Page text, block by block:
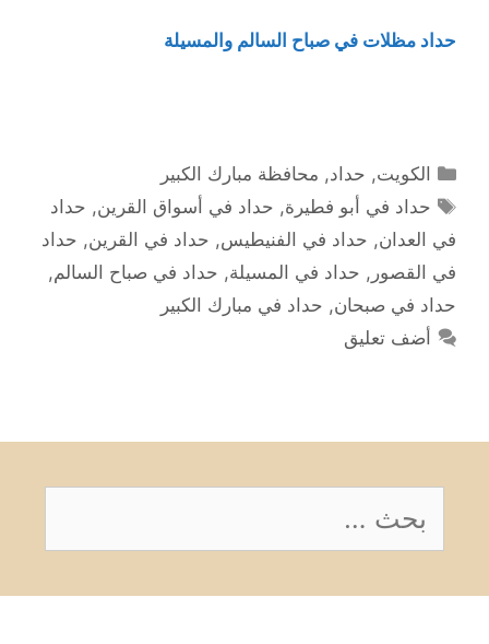
حداد مظلات في صباح السالم والمسيلة
التصنيفات
الكويت, حداد, محافظة مبارك الكبير
الوسوم
حداد في أبو فطيرة, حداد في أسواق القرين, حداد
في العدان, حداد في الفنيطيس, حداد في القرين, حداد
في القصور , حداد في المسيلة, حداد في صباح السالم,
حداد في صبحان, حداد في مبارك الكبير
أضف تعليق
عن: